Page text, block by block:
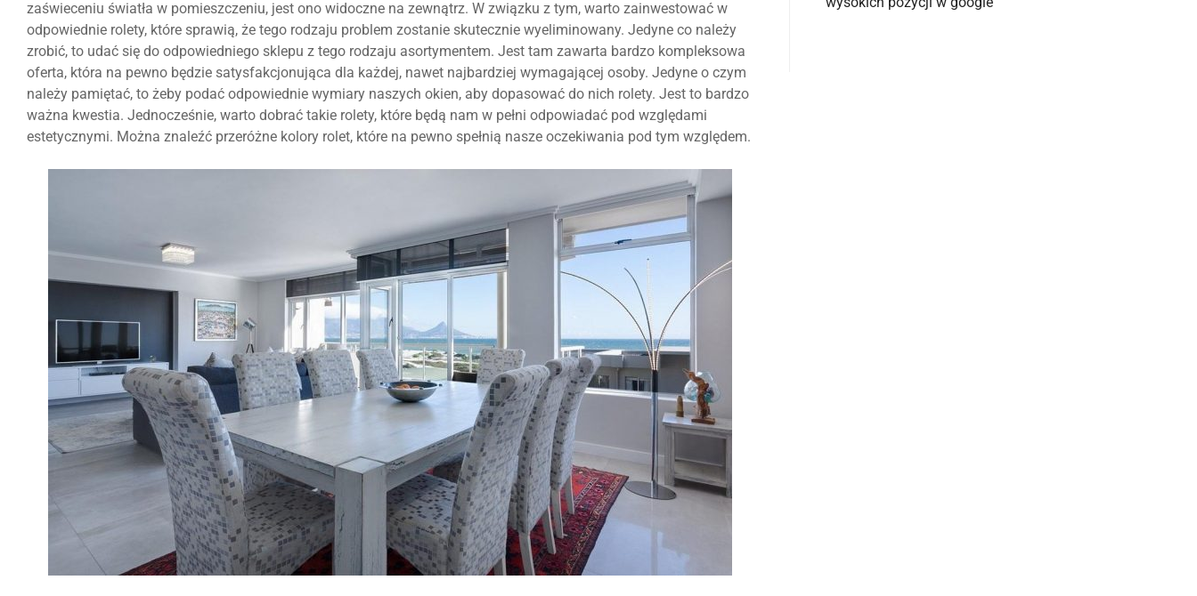
zaświeceniu światła w pomieszczeniu, jest ono widoczne na zewnątrz. W związku z tym, warto zainwestować w
odpowiednie rolety, które sprawią, że tego rodzaju problem zostanie skutecznie wyeliminowany. Jedyne co należy
zrobić, to udać się do odpowiedniego sklepu z tego rodzaju asortymentem. Jest tam zawarta bardzo kompleksowa
oferta, która na pewno będzie satysfakcjonująca dla każdej, nawet najbardziej wymagającej osoby. Jedyne o czym
należy pamiętać, to żeby podać odpowiednie wymiary naszych okien, aby dopasować do nich rolety. Jest to bardzo
ważna kwestia. Jednocześnie, warto dobrać takie rolety, które będą nam w pełni odpowiadać pod względami
estetycznymi. Można znaleźć przeróżne kolory rolet, które na pewno spełnią nasze oczekiwania pod tym względem.